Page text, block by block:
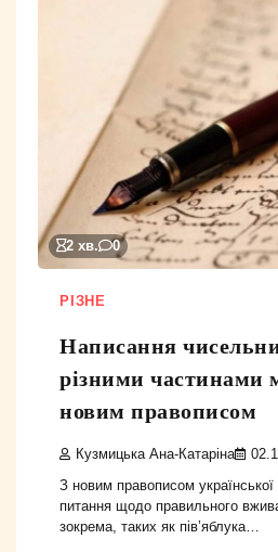
2 хв. 0
РІЗНЕ
Написання
різними частинами
новим правописом
Кузмицька Ана-Катаріна
З новим правописом
питання щодо правильного
зокрема, таких як пів’яблука…